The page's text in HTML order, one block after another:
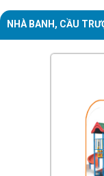
NHÀ BANH, CẦU